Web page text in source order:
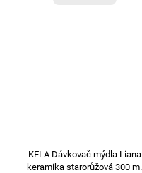
KELA Dávkovač mýdla Liana
keramika starorůžová 300 ml